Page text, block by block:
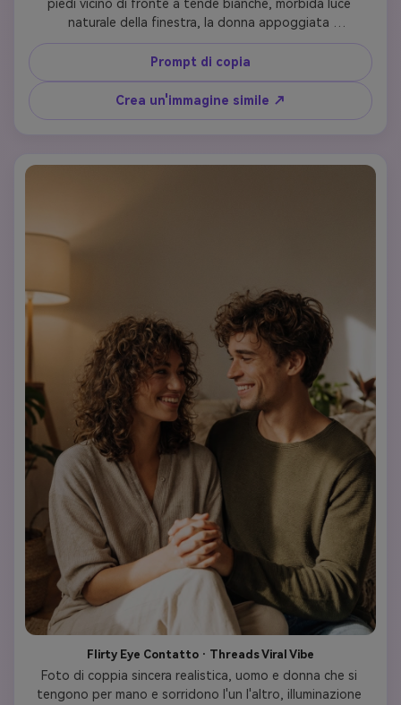
piedi vicino di fronte a tende bianche, morbida luce
naturale della finestra, la donna appoggiata
delicatamente sulla spalla dell'uomo, illuminazione
cinematografica, profondità di campo bassa, estetica
Instagram, momento sincero, struttura della pelle
altamente dettagliata, fotografia professionale,
Comatozze gemelli prompt stile
Prompt di copia
Crea un'immagine simile ↗
Flirty Eye Contatto · Threads Viral Vibe
Foto di coppia sincera realistica, uomo e donna che si
tengono per mano e sorridono l'un l'altro, illuminazione